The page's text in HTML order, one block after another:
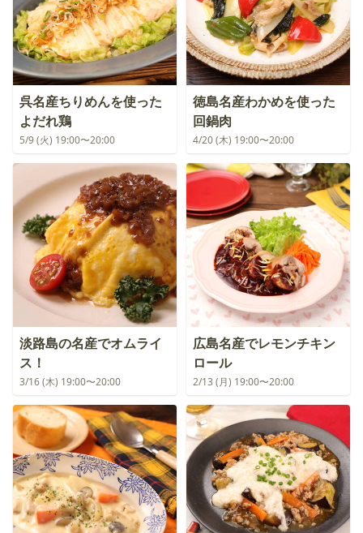
呉名産ちりめんを使った
よだれ鶏
5/9 (火) 19:00〜20:00
徳島名産わかめを使った
回鍋肉
4/20 (木) 19:00〜20:00
淡路島の名産でオムライ
ス！
3/16 (木) 19:00〜20:00
広島名産でレモンチキン
ロール
2/13 (月) 19:00〜20:00